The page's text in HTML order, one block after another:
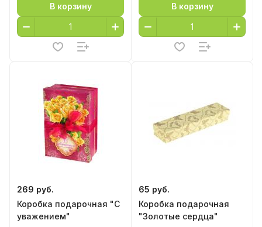
В корзину В корзину
269 руб.
Коробка подарочная "С
уважением"
65 руб.
Коробка подарочная
"Золотые сердца"